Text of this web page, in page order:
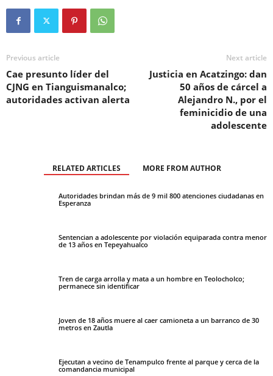
Previous article
Cae presunto líder del
CJNG en Tianguismanalco;
autoridades activan alerta
Next article
Justicia en Acatzingo: dan
50 años de cárcel a
Alejandro N., por el
feminicidio de una
adolescente
RELATED ARTICLES MORE FROM AUTHOR
Autoridades brindan más de 9 mil 800 atenciones ciudadanas en
Esperanza
Sentencian a adolescente por violación equiparada contra menor
de 13 años en Tepeyahualco
Tren de carga arrolla y mata a un hombre en Teolocholco;
permanece sin identificar
Joven de 18 años muere al caer camioneta a un barranco de 30
metros en Zautla
Ejecutan a vecino de Tenampulco frente al parque y cerca de la
comandancia municipal